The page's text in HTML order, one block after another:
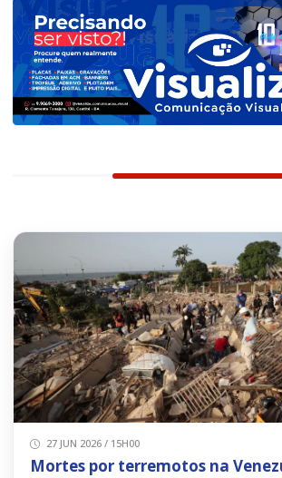
27 JUN 2026 / 15H00
Mortes por terremotos na